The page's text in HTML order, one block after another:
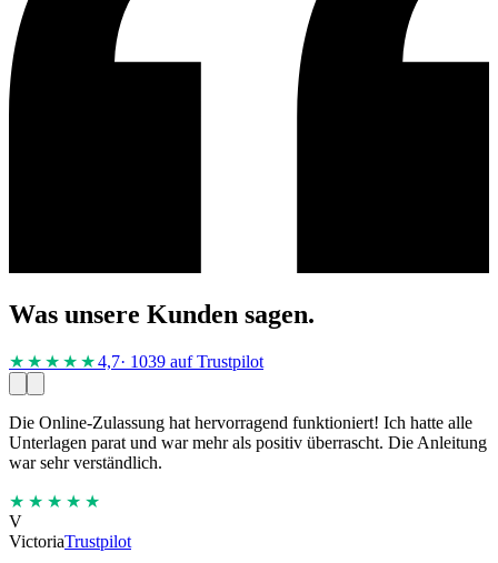
Was unsere Kunden sagen.
★★★★ ★4,7· 1039 auf Trustpilot
Die Online-Zulassung hat hervorragend funktioniert! Ich hatte alle
Unterlagen parat und war mehr als positiv überrascht. Die Anleitung
war sehr verständlich.
★★★★★
V
VictoriaTrustpilot